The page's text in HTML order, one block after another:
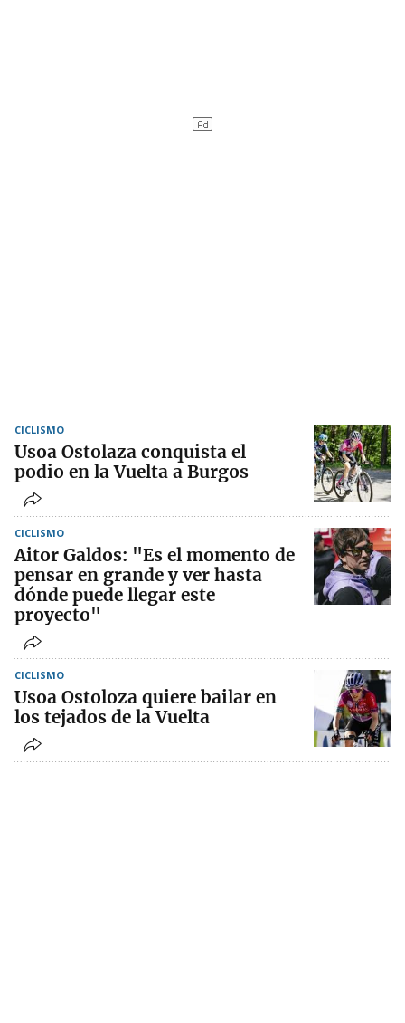
CICLISMO
Usoa Ostolaza conquista el
podio en la Vuelta a Burgos
CICLISMO
Aitor Galdos: "Es el momento de
pensar en grande y ver hasta
dónde puede llegar este
proyecto"
CICLISMO
Usoa Ostoloza quiere bailar en
los tejados de la Vuelta